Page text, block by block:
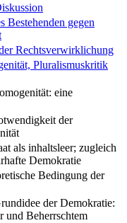
Bestehenden gegen
Rechtsverwirklichung
Pluralismuskritik
eine
der
als inhaltsleer; zugleich
Demokratie
Bedingung der
der Demokratie:
und Beherrschtem